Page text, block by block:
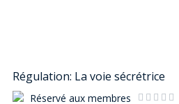
Régulation: La voie sécrétrice
Réservé aux membres